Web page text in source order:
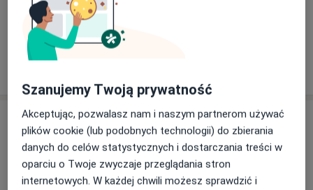
Oszczędź swój czas przed wizytą.
Usługi i ceny
Konsultacja protetyczna
Od 200 zł Szczegóły Umów wizytę
Szanujemy Twoją prywatność
Akceptując, pozwalasz nam i naszym partnerom używać
plików cookie (lub podobnych technologii) do zbierania
danych do celów statystycznych i dostarczania treści w
oparciu o Twoje zwyczaje przeglądania stron
internetowych. W każdej chwili możesz sprawdzić i